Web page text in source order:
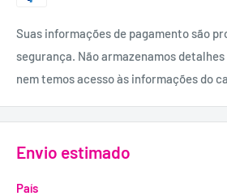
Suas informações de pagamento são
segurança. Não armazenamos
nem temos acesso às informações do
Envio estimado
País